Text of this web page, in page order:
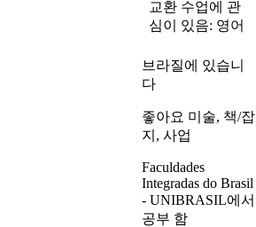
교환 수업에 관
심이 있음: 영어
브라질에 있습니
다
좋아요 미술, 책/잡
지, 사업
Faculdades
Integradas do Brasil
- UNIBRASIL에서
공부 함